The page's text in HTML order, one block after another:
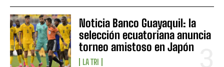
Noticia Banco Guayaquil: la
selección ecuatoriana anuncia
torneo amistoso en Japón
LA TRI